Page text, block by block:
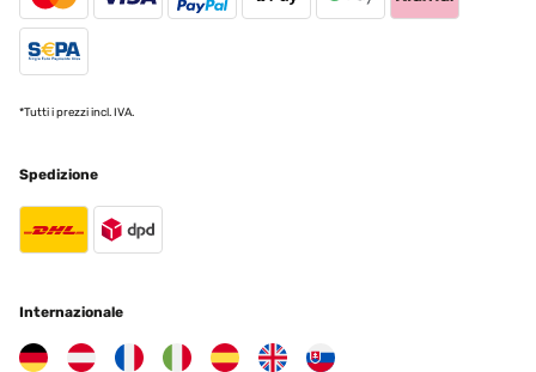
*Tutti i prezzi incl. IVA.
Spedizione
Internazionale